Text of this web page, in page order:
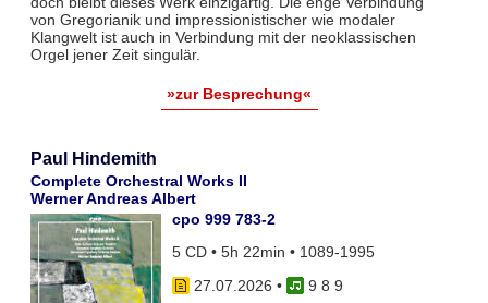
von Gregorianik und impressionistischer wie modaler
Klangwelt ist auch in Verbindung mit der neoklassischen
Orgel jener Zeit singulär.
»zur Besprechung«
Paul Hindemith
Complete Orchestral Works II
Werner Andreas Albert
cpo 999 783-2
5 CD • 5h 22min • 1089-1995
27.07.2026 •
9 8 9